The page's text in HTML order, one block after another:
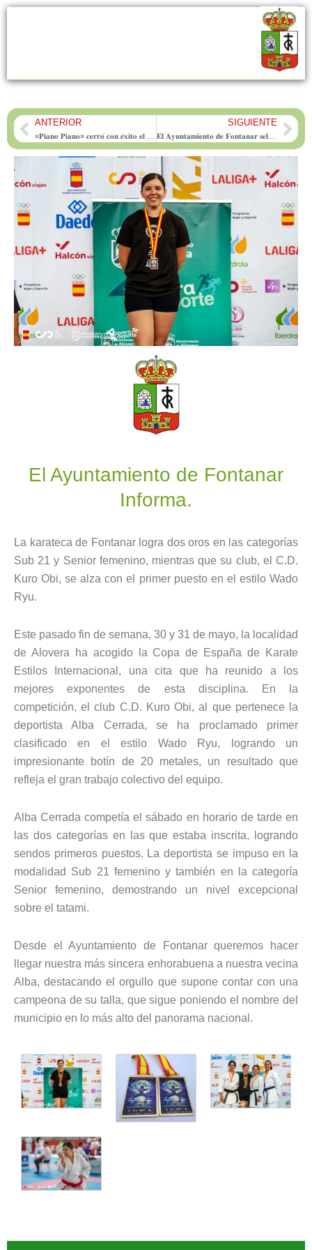
PrevANTERIOR SIGUIENTE
𝐄𝐥 𝐀𝐲𝐮𝐧𝐭𝐚𝐦𝐢𝐞𝐧𝐭𝐨 𝐝𝐞 𝐅𝐨𝐧𝐭𝐚𝐧𝐚𝐫 𝐬𝐞𝐥𝐞𝐜𝐜𝐢𝐨𝐧𝐚 𝐚 𝟒 𝐩𝐞𝐨𝐧𝐞𝐬 𝐩𝐚𝐫𝐚 𝐞𝐥 𝐩𝐫𝐨𝐠𝐫𝐚𝐦𝐚 𝐝𝐞 𝐞𝐦𝐩𝐥𝐞𝐨 “𝐅𝐨𝐧𝐭𝐚𝐧𝐚𝐫 𝐔𝐫𝐛𝐚𝐧𝐚 𝟐𝟎𝟐𝟔”, 𝐜𝐨𝐟𝐢𝐧𝐚𝐧𝐜𝐢𝐚𝐝𝐨 𝐩𝐨𝐫 𝐞𝐥 𝐅𝐒𝐄+
El Ayuntamiento de Fontanar
Informa.
La karateca de Fontanar logra dos oros en las categorías
Sub 21 y Senior femenino, mientras que su club, el C.D.
Kuro Obi, se alza con el primer puesto en el estilo Wado
Ryu.
Este pasado fin de semana, 30 y 31 de mayo, la localidad
de Alovera ha acogido la Copa de España de Karate
Estilos Internacional, una cita que ha reunido a los
mejores exponentes de esta disciplina. En la
competición, el club C.D. Kuro Obi, al que pertenece la
deportista Alba Cerrada, se ha proclamado primer
clasificado en el estilo Wado Ryu, logrando un
impresionante botín de 20 metales, un resultado que
refleja el gran trabajo colectivo del equipo.
Alba Cerrada competía el sábado en horario de tarde en
las dos categorías en las que estaba inscrita, logrando
sendos primeros puestos. La deportista se impuso en la
modalidad Sub 21 femenino y también en la categoría
Senior femenino, demostrando un nivel excepcional
sobre el tatami.
Desde el Ayuntamiento de Fontanar queremos hacer
llegar nuestra más sincera enhorabuena a nuestra vecina
Alba, destacando el orgullo que supone contar con una
campeona de su talla, que sigue poniendo el nombre del
municipio en lo más alto del panorama nacional.